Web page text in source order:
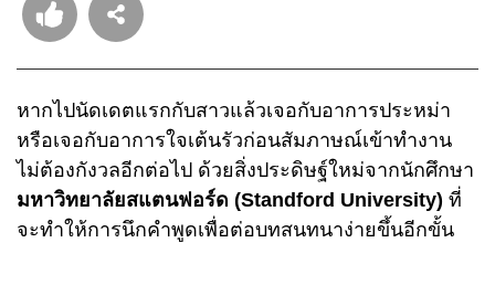
หากไปนัดเดตแรกกับสาวแล้วเจอกับอาการประหม่า
หรือเจอกับอาการใจเต้นรัวก่อนสัมภาษณ์เข้าทำงาน
ไม่ต้องกังวลอีกต่อไป ด้วยสิ่งประดิษฐ์ใหม่จากนักศึกษา
มหาวิทยาลัยสแตนฟอร์ด (Standford University) ที่
จะทำให้การนึกคำพูดเพื่อต่อบทสนทนาง่ายขึ้นอีกขั้น